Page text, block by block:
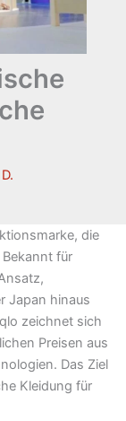
die
für
Japan hinaus
zeichnet sich
Preisen aus
Das Ziel
Kleidung für